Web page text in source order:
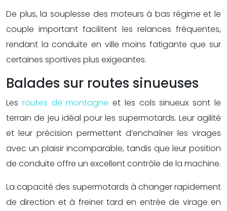
De plus, la souplesse des moteurs à bas régime et le
couple important facilitent les relances fréquentes,
rendant la conduite en ville moins fatigante que sur
certaines sportives plus exigeantes.
Balades sur routes sinueuses
Les routes de montagneet les cols sinueux sont le
terrain de jeu idéal pour les supermotards. Leur agilité
et leur précision permettent d’enchaîner les virages
avec un plaisir incomparable, tandis que leur position
de conduite offre un excellent contrôle de la machine.
La capacité des supermotards à changer rapidement
de direction et à freiner tard en entrée de virage en